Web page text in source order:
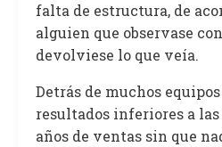
falta de estructura, de
alguien que observase
devolviese lo que veía.
Detrás de muchos
resultados inferiores a
años de ventas sin que